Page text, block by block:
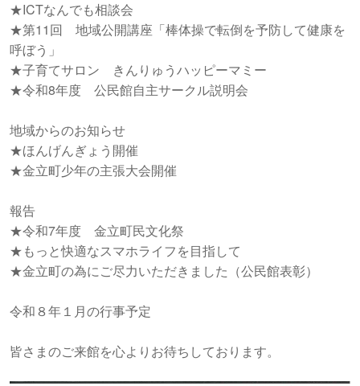
★ICTなんでも相談会
★第11回 地域公開講座「棒体操で転倒を予防して健康を
呼ぼう」
★子育てサロン きんりゅうハッピーマミー
★令和8年度 公民館自主サークル説明会
地域からのお知らせ
★ほんげんぎょう開催
★金立町少年の主張大会開催
報告
★令和7年度 金立町民文化祭
★もっと快適なスマホライフを目指して
★金立町の為にご尽力いただきました（公民館表彰）
令和８年１月の行事予定
皆さまのご来館を心よりお待ちしております。